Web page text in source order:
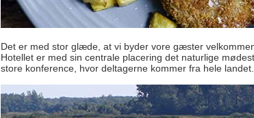
Det er med stor glæde, at vi byder vore gæster
Hotellet er med sin centrale placering det naturlige
store konference, hvor deltagerne kommer fra hele landet.